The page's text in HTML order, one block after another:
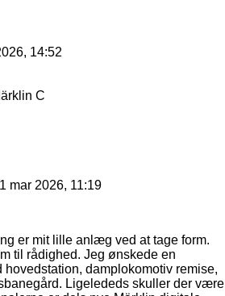
14:52
C
mar 2026, 11:19
er mit lille anlæg ved at tage form.
til rådighed. Jeg ønskede en
damplokomotiv remise,
Ligelededs skuller der være